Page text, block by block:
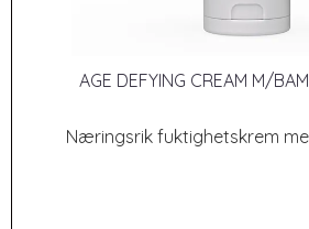
AGE DEFYING CREAM M/
Næringsrik fuktighetskrem